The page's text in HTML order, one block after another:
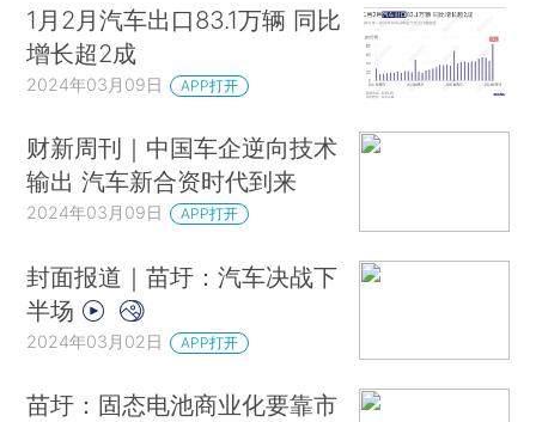
1月2月汽车出口83.1万辆 同比
增长超2成
2024年03月09日 APP打开
财新周刊｜中国车企逆向技术
输出 汽车新合资时代到来
2024年03月09日 APP打开
封面报道｜苗圩：汽车决战下
半场
2024年03月02日 APP打开
苗圩：固态电池商业化要靠市